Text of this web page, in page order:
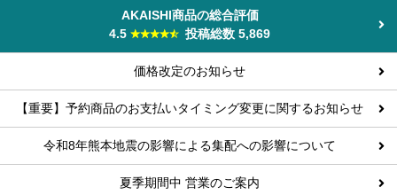
AKAISHI商品の総合評価
4.5
投稿総数 5,869
価格改定のお知らせ
【重要】予約商品のお支払いタイミング変更に関するお知らせ
令和8年熊本地震の影響による集配への影響について
夏季期間中 営業のご案内